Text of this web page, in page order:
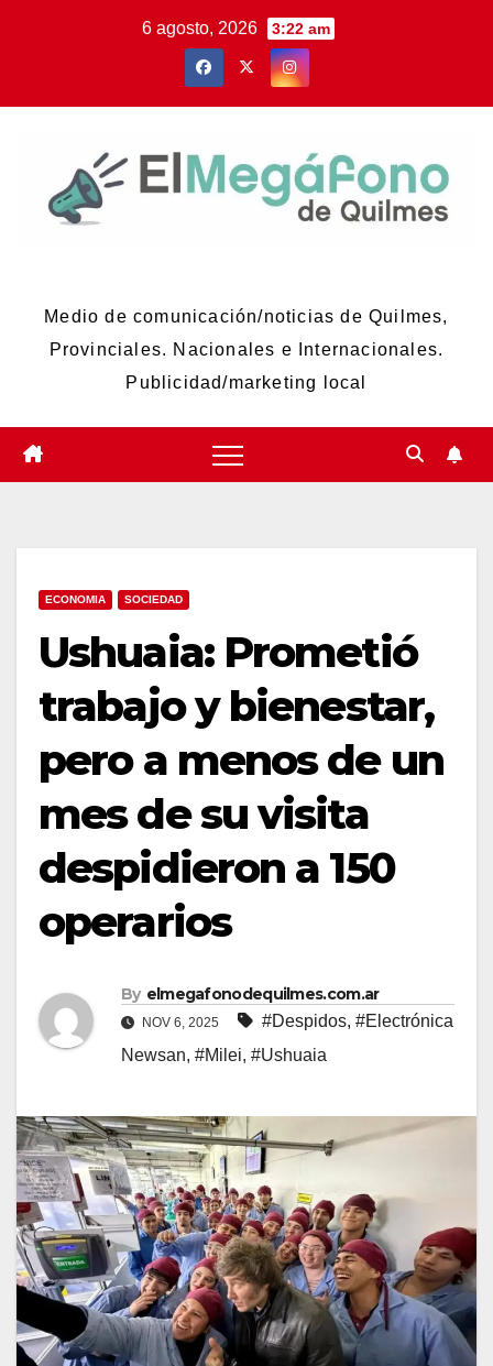
6 agosto, 2026 3:22 am
Medio de comunicación/noticias de Quilmes,
Provinciales. Nacionales e Internacionales.
Publicidad/marketing local
ECONOMIA SOCIEDAD
Ushuaia: Prometió
trabajo y bienestar,
pero a menos de un
mes de su visita
despidieron a 150
operarios
By elmegafonodequilmes.com.ar
NOV 6, 2025 #Despidos, #Electrónica
Newsan, #Milei, #Ushuaia